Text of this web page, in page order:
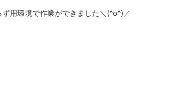
用環境で作業ができました＼(^o^)／